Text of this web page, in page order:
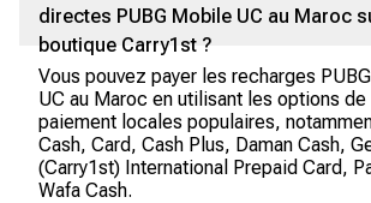
directes PUBG Mobile UC au Maroc
boutique Carry1st ?
Vous pouvez payer les recharges
UC au Maroc en utilisant les options de
paiement locales populaires,
Cash, Card, Cash Plus, Daman Cash,
(Carry1st) International Prepaid Card,
Wafa Cash.